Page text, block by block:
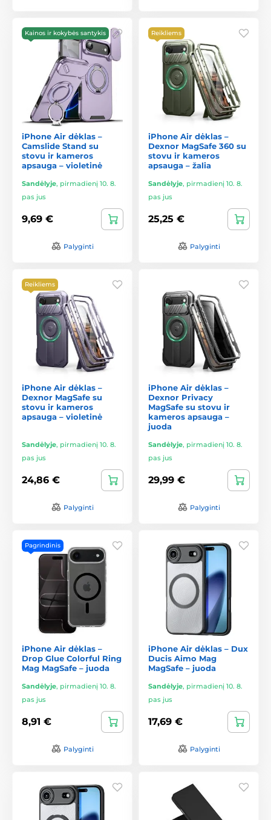
Kainos ir kokybės santykis
iPhone Air dėklas –
Camslide Stand su
stovu ir kameros
apsauga – violetinė
Sandėlyje, pirmadienį 10. 8.
pas jus
9,69 €
Palyginti
Reikliems
iPhone Air dėklas –
Dexnor MagSafe 360 su
stovu ir kameros
apsauga – žalia
Sandėlyje, pirmadienį 10. 8.
pas jus
25,25 €
Palyginti
Reikliems
iPhone Air dėklas –
Dexnor MagSafe su
stovu ir kameros
apsauga – violetinė
Sandėlyje, pirmadienį 10. 8.
pas jus
24,86 €
Palyginti
iPhone Air dėklas –
Dexnor Privacy
MagSafe su stovu ir
kameros apsauga –
juoda
Sandėlyje, pirmadienį 10. 8.
pas jus
29,99 €
Palyginti
Pagrindinis
iPhone Air dėklas –
Drop Glue Colorful Ring
Mag MagSafe – juoda
Sandėlyje, pirmadienį 10. 8.
pas jus
8,91 €
Palyginti
iPhone Air dėklas – Dux
Ducis Aimo Mag
MagSafe – juoda
Sandėlyje, pirmadienį 10. 8.
pas jus
17,69 €
Palyginti